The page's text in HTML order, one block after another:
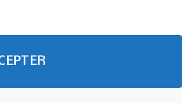
pour la santé.
Editions - SARL de Presse -
etRGPD